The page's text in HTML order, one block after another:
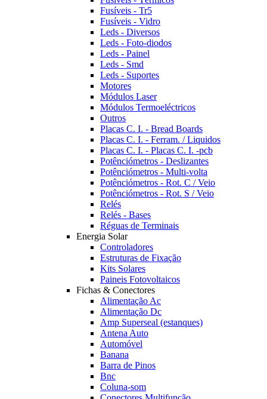
Fusíveis - Tr5
Fusíveis - Vidro
Leds - Diversos
Leds - Foto-diodos
Leds - Painel
Leds - Smd
Leds - Suportes
Motores
Módulos Laser
Módulos Termoeléctricos
Outros
Placas C. I. - Bread Boards
Placas C. I. - Ferram. / Liquidos
Placas C. I. - Placas C. I. -pcb
Potênciómetros - Deslizantes
Potênciómetros - Multi-volta
Potênciómetros - Rot. C / Veio
Potênciómetros - Rot. S / Veio
Relés
Relés - Bases
Réguas de Terminais
Energia Solar
Controladores
Estruturas de Fixação
Kits Solares
Paineis Fotovoltaicos
Fichas & Conectores
Alimentação Ac
Alimentação Dc
Amp Superseal (estanques)
Antena Auto
Automóvel
Banana
Barra de Pinos
Bnc
Coluna-som